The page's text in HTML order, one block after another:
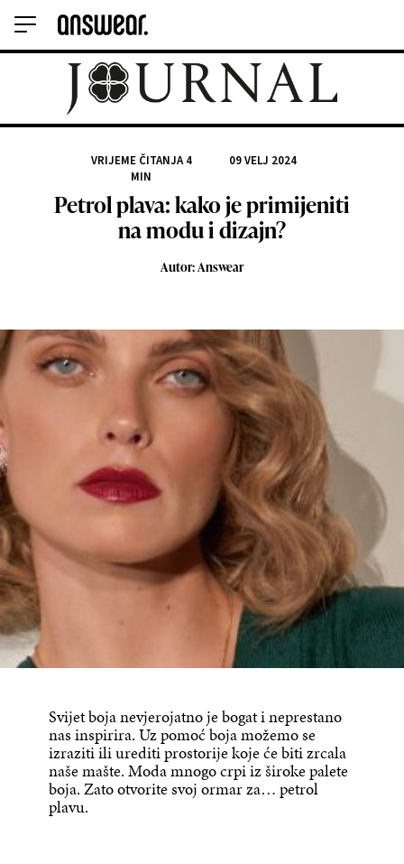
VRIJEME ČITANJA4
MIN
09 VELJ 2024
Petrol plava: kako je primijeniti
na modu i dizajn?
Autor: Answear
Svijet boja nevjerojatno je bogat i neprestano
nas inspirira. Uz pomoć boja možemo se
izraziti ili urediti prostorije koje će biti zrcala
naše mašte. Moda mnogo crpi iz široke palete
boja. Zato otvorite svoj ormar za… petrol
plavu.